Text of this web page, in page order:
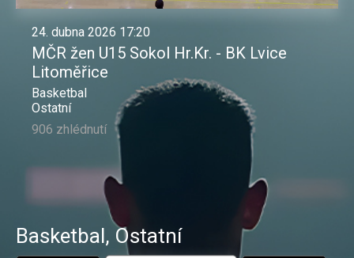
24. dubna 2026 17:20
MČR žen U15 Sokol Hr.Kr. - BK Lvice
Litoměřice
Basketbal
Ostatní
906 zhlédnutí
Basketbal, Ostatní